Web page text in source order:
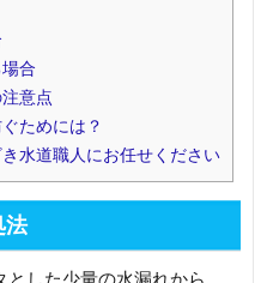
合
意点
ためには？
水道職人にお任せください
法
した少量の水漏れから、